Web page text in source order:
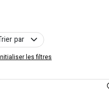
par
les filtres